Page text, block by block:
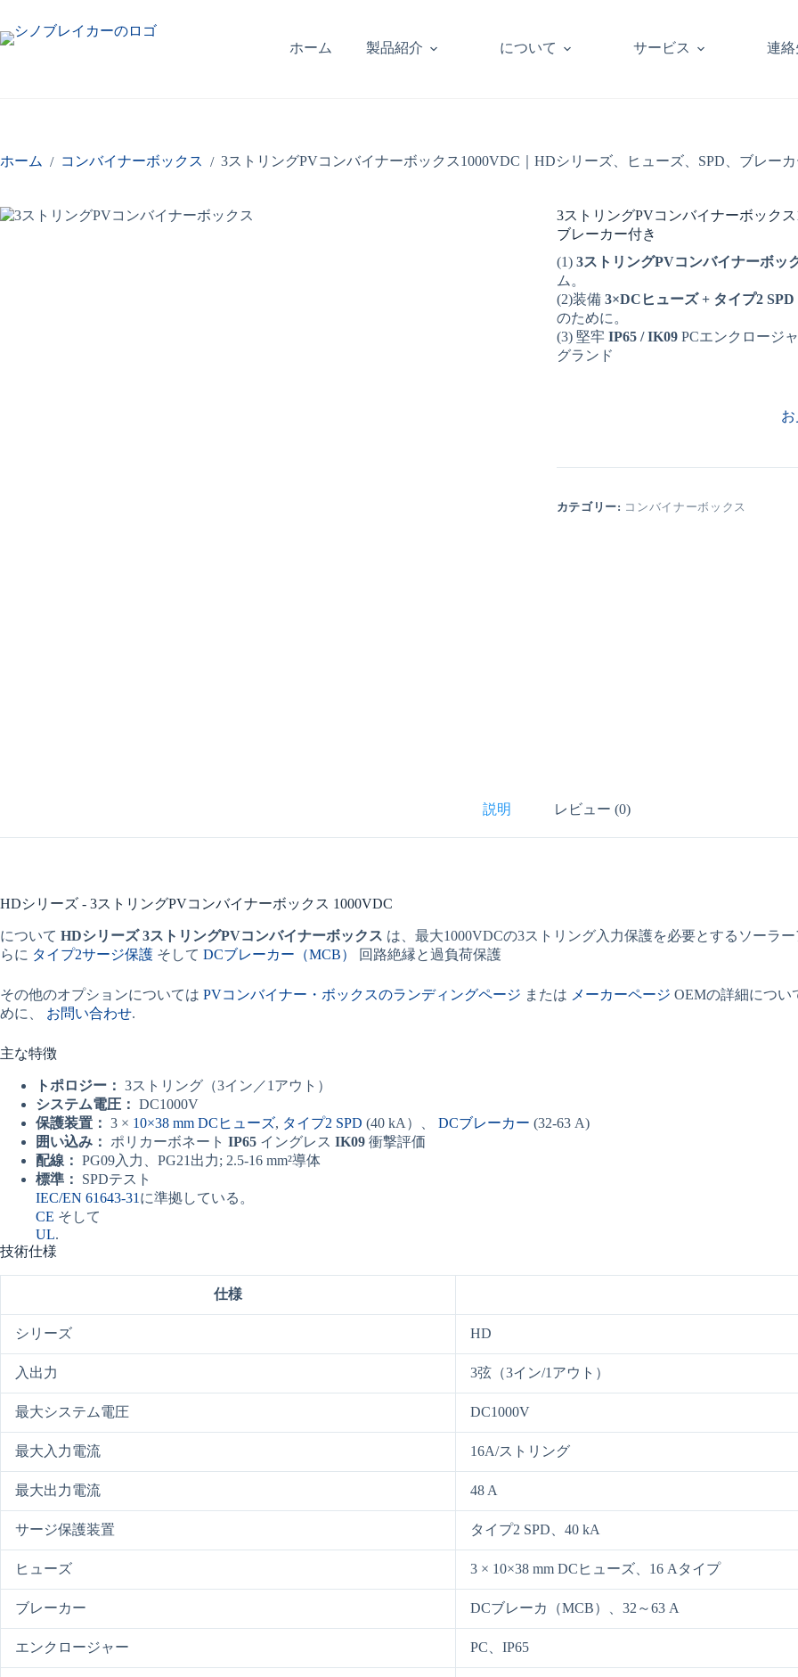
テ
ッ
ホーム 製品紹介 について サービス 連絡
ホーム / コンバイナーボックス / 3ストリングPVコンバイナーボックス1000VDC｜HDシリーズ、ヒューズ、SPD、ブレー
3ストリングPVコンバイナーボック
ブレーカー付き
(1) 3ストリングPVコンバイナーボッ
ム。
(2)装備 3×DCヒューズ + タイプ2
のために。
(3) 堅牢 IP65 / IK09PCエンクロージ
グランド
カテゴリー: コンバイナーボックス
説明 レビュー (0)
HDシリーズ - 3ストリングPVコンバイナーボックス 1000VDC
について HDシリーズ 3ストリングPVコンバイナーボックス は、最大1000VDCの3ストリング入力保護を必要とするソーラ
らに タイプ2サージ保護 そして DCブレーカー（MCB） 回路絶縁と過負荷保護
その他のオプションについては PVコンバイナー・ボックスのランディングページ または メーカーページ OEMの詳細につ
めに、 お問い合わせ.
主な特徴
トポロジー： 3ストリング（3イン／1アウト）
システム電圧： DC1000V
保護装置： 3 × 10×38 mm DCヒューズ, タイプ2 SPD (40 kA）、 DCブレーカー (32-63 A)
囲い込み：
ポリカーボネート IP65 イングレス IK09 衝撃評価
配線： PG09入力、PG21出力; 2.5-16 mm²導体
標準：
SPDテスト
IEC/EN 61643-31 に準拠している。
CE そして
UL.
技術仕様
仕様
シリーズ HD
入出力 3弦（3イン/1アウト）
最大システム電圧 DC1000V
最大入力電流 16A/ストリング
最大出力電流 48 A
サージ保護装置 タイプ2 SPD、40 kA
ヒューズ 3 × 10×38 mm DCヒューズ、16 Aタイプ
ブレーカー DCブレーカ（MCB）、32～63 A
エンクロージャー PC、IP65